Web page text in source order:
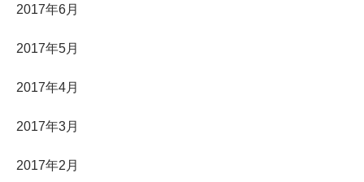
2017年6月
2017年5月
2017年4月
2017年3月
2017年2月